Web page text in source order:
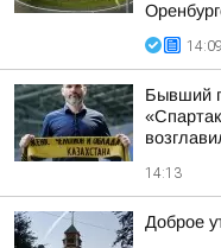
14:09
Бывший
14:13
Доброе